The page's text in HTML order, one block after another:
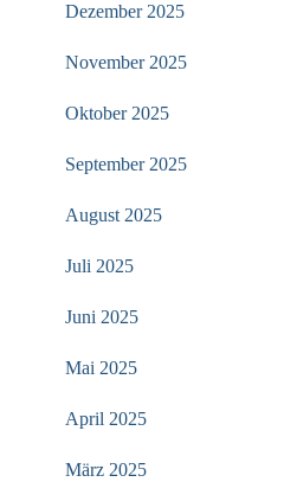
Dezember 2025
November 2025
Oktober 2025
September 2025
August 2025
Juli 2025
Juni 2025
Mai 2025
April 2025
März 2025